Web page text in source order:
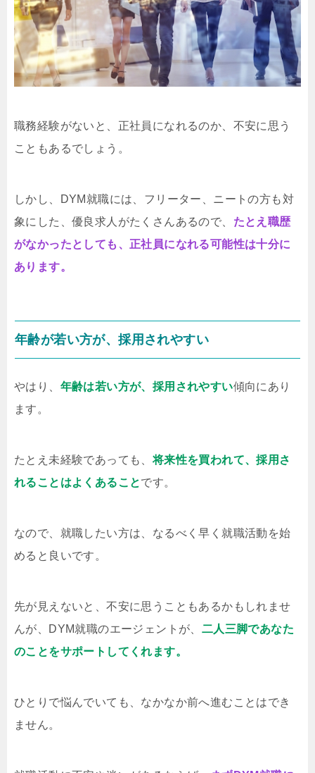
職務経験がないと、正社員になれるのか、不安に思う
こともあるでしょう。
しかし、DYM就職には、フリーター、ニートの方も対
象にした、優良求人がたくさんあるので、 たとえ職歴
がなかったとしても、正社員になれる可能性は十分に
あります。
年齢が若い方が、採用されやすい
やはり、 年齢は若い方が、採用されやすい傾向にあり
ます。
たとえ未経験であっても、将来性を買われて、採用さ
れることはよくあることです。
なので、就職したい方は、なるべく早く就職活動を始
めると良いです。
先が見えないと、不安に思うこともあるかもしれませ
んが、DYM就職のエージェントが、 二人三脚であなた
のことをサポートしてくれます。
ひとりで悩んでいても、なかなか前へ進むことはでき
ません。